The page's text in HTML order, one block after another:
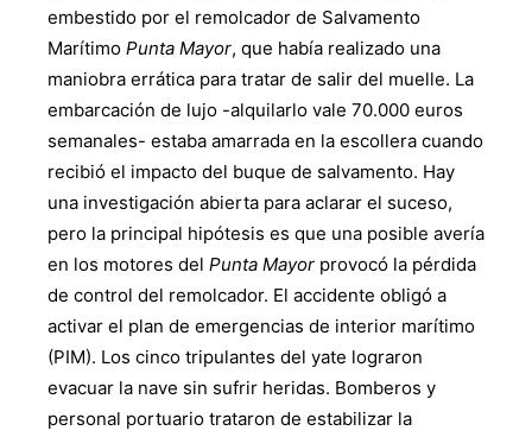
embestido por el remolcador de Salvamento
Marítimo Punta Mayor, que había realizado una
maniobra errática para tratar de salir del muelle. La
embarcación de lujo -alquilarlo vale 70.000 euros
semanales- estaba amarrada en la escollera cuando
recibió el impacto del buque de salvamento. Hay
una investigación abierta para aclarar el suceso,
pero la principal hipótesis es que una posible avería
en los motores del Punta Mayor provocó la pérdida
de control del remolcador. El accidente obligó a
activar el plan de emergencias de interior marítimo
(PIM). Los cinco tripulantes del yate lograron
evacuar la nave sin sufrir heridas. Bomberos y
personal portuario trataron de estabilizar la